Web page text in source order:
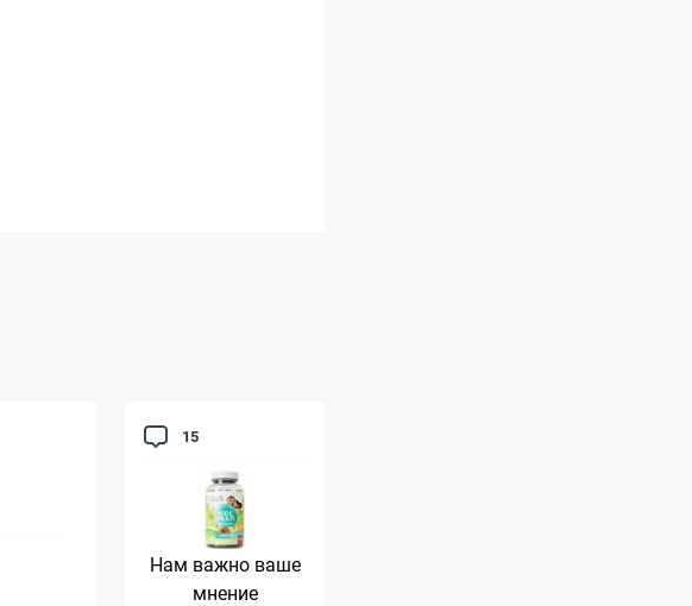
15
Нам важно ваше
мнение